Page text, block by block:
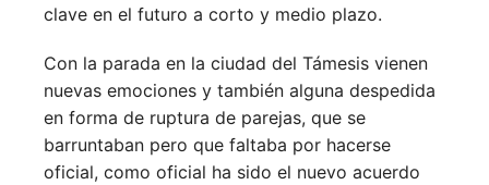
clave en el futuro a corto y medio plazo.
Con la parada en la ciudad del Támesis vienen
nuevas emociones y también alguna despedida
en forma de ruptura de parejas, que se
barruntaban pero que faltaba por hacerse
oficial, como oficial ha sido el nuevo acuerdo